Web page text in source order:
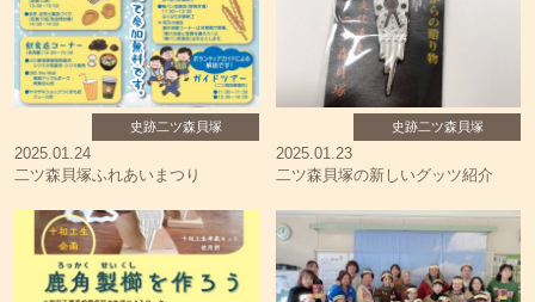
史跡二ツ森貝塚
2025.01.24
二ツ森貝塚ふれあいまつり
史跡二ツ森貝塚
2025.01.23
二ツ森貝塚の新しいグッツ紹介